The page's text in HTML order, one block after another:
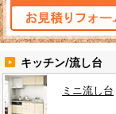
キッチン/流し台
ミニ流し台